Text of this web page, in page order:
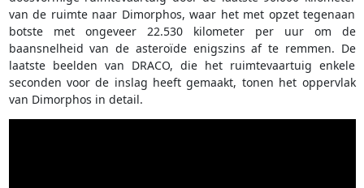
van de ruimte naar Dimorphos, waar het met opzet tegenaan
botste met ongeveer 22.530 kilometer per uur om de
baansnelheid van de asteroïde enigszins af te remmen. De
laatste beelden van DRACO, die het ruimtevaartuig enkele
seconden voor de inslag heeft gemaakt, tonen het oppervlak
van Dimorphos in detail.